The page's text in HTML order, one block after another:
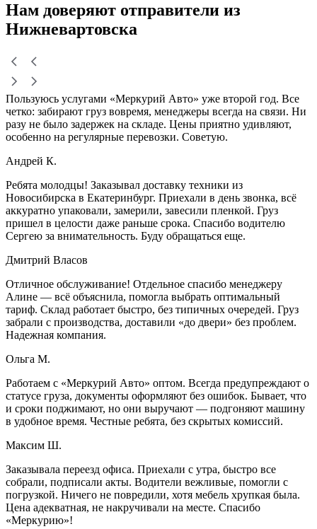
Нам доверяют отправители из
Нижневартовска
Пользуюсь услугами «Меркурий Авто» уже второй год. Все
четко: забирают груз вовремя, менеджеры всегда на связи. Ни
разу не было задержек на складе. Цены приятно удивляют,
особенно на регулярные перевозки. Советую.
Андрей К.
Ребята молодцы! Заказывал доставку техники из
Новосибирска в Екатеринбург. Приехали в день звонка, всё
аккуратно упаковали, замерили, завесили пленкой. Груз
пришел в целости даже раньше срока. Спасибо водителю
Сергею за внимательность. Буду обращаться еще.
Дмитрий Власов
Отличное обслуживание! Отдельное спасибо менеджеру
Алине — всё объяснила, помогла выбрать оптимальный
тариф. Склад работает быстро, без типичных очередей. Груз
забрали с производства, доставили «до двери» без проблем.
Надежная компания.
Ольга М.
Работаем с «Меркурий Авто» оптом. Всегда предупреждают о
статусе груза, документы оформляют без ошибок. Бывает, что
и сроки поджимают, но они выручают — подгоняют машину
в удобное время. Честные ребята, без скрытых комиссий.
Максим Ш.
Заказывала переезд офиса. Приехали с утра, быстро все
собрали, подписали акты. Водители вежливые, помогли с
погрузкой. Ничего не повредили, хотя мебель хрупкая была.
Цена адекватная, не накручивали на месте. Спасибо
«Меркурию»!